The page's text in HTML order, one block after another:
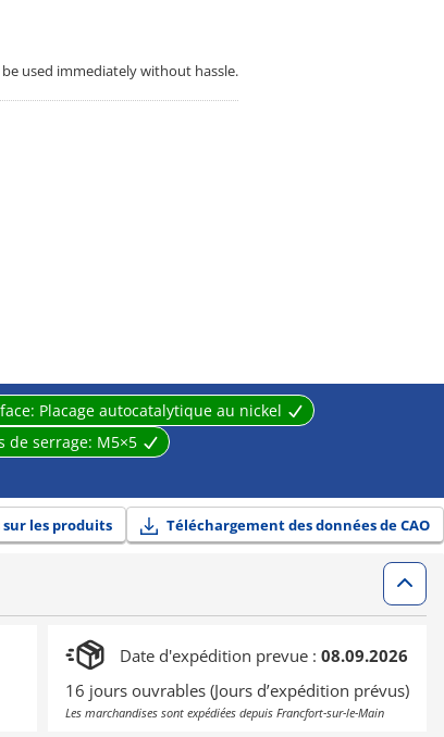
used immediately without hassle.
Placage autocatalytique au nickel
de serrage: M5×5
sur les produits Téléchargement des données de CAO
Date d'expédition prevue : 08.09.2026
16 jours ouvrables (Jours d’expédition prévus)
Les marchandises sont expédiées depuis Francfort-sur-le-Main